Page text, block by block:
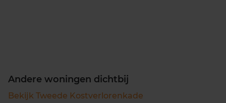
Andere woningen dichtbij
Bekijk Tweede Kostverlorenkade